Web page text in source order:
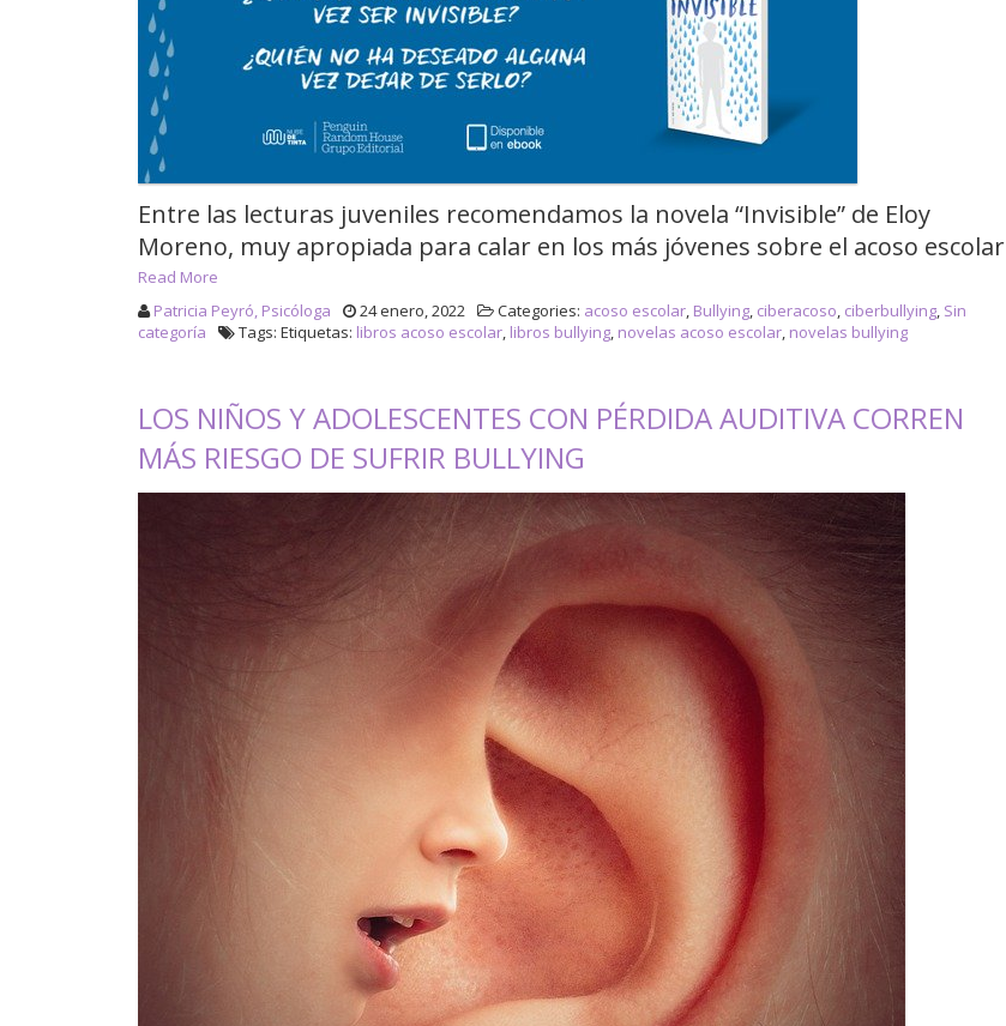
Entre las lecturas juveniles recomendamos la novela “Invisible” de Eloy
Moreno, muy apropiada para calar en los más jóvenes sobre el acoso escolar
Read More
Patricia Peyró, Psicóloga
24 enero, 2022 Categories: acoso escolar, Bullying, ciberacoso, ciberbullying, Sin
categoría
Tags: Etiquetas: libros acoso escolar, libros bullying, novelas acoso escolar, novelas bullying
LOS NIÑOS Y ADOLESCENTES CON PÉRDIDA AUDITIVA CORREN
MÁS RIESGO DE SUFRIR BULLYING